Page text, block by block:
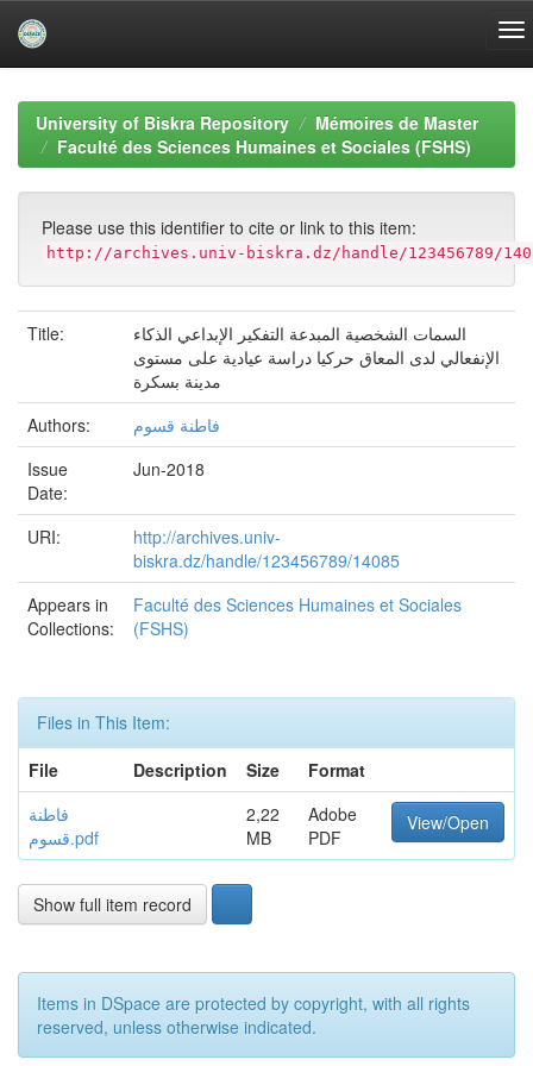
navigationUniversity of Biskra Repository
Mémoires de Master
Faculté des Sciences Humaines et Sociales (FSHS)
Please use this identifier to cite or link to this item:
http://archives.univ-biskra.dz/handle/123456789/
Title:
السمات الشخصية المبدعة التفكير الإبداعي الذكاء
الإنفعالي لدى المعاق حركيا دراسة عيادية على مستوى
مدينة بسكرة
Authors:
فاطنة قسوم
Issue
Date:
Jun-2018
URI:
http://archives.univ-
biskra.dz/handle/123456789/14085
Appears in
Collections:
Faculté des Sciences Humaines et Sociales
(FSHS)
Files in This Item:
File
Description Size
Format
فاطنة
قسوم.pdf
2,22
MB
Adobe
PDF
View/Open
Show full item record
Items in DSpace are protected by copyright, with all rights
reserved, unless otherwise indicated.